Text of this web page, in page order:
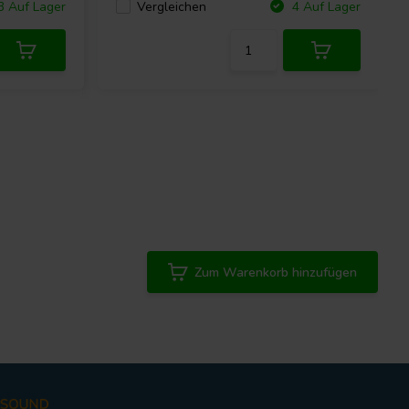
Auf Lager
Vergleichen
4 Auf Lager
Zum Warenkorb hinzufügen